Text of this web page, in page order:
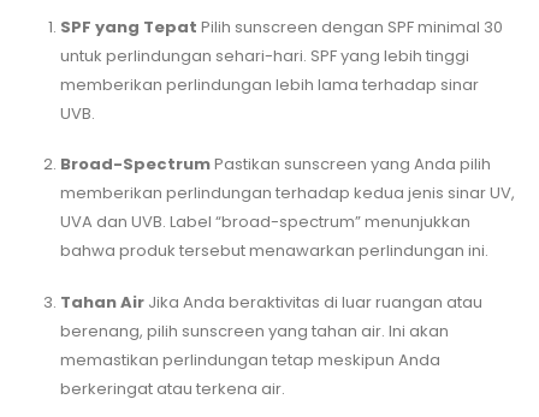
SPF yang Tepat Pilih sunscreen dengan SPF minimal 30
untuk perlindungan sehari-hari. SPF yang lebih tinggi
memberikan perlindungan lebih lama terhadap sinar
UVB.
Broad-SpectrumPastikan sunscreen yang Anda pilih
memberikan perlindungan terhadap kedua jenis sinar UV,
UVA dan UVB. Label “broad-spectrum” menunjukkan
bahwa produk tersebut menawarkan perlindungan ini.
Tahan AirJika Anda beraktivitas di luar ruangan atau
berenang, pilih sunscreen yang tahan air. Ini akan
memastikan perlindungan tetap meskipun Anda
berkeringat atau terkena air.